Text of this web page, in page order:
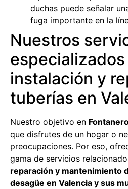
duchas puede señalar
fuga importante en la
Nuestros
especializados
instalación y
tuberías en
Nuestro objetivo en
que disfrutes de un hogar o
preocupaciones. Por eso,
gama de servicios
reparación y mantenimiento
desagüe en Valencia y sus